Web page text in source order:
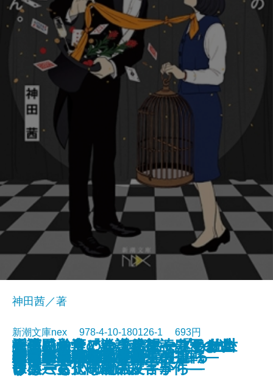
キッチン・ブルー
身体感覚で『論語』を読みなお
す。―古代中国の文字から―
鳥類学者 無謀にも恐竜を語る
七夕の雨闇―毒草師―
暗幕のゲルニカ
あこがれ
大川契り―善人長屋―
探偵AIのリアル・ディープラーニ
ング
時は止まったふりをして
一生に一度のこの恋にタネも仕掛
けもございません。
神田茜／著
新潮文庫nex 978-4-10-180126-1 693円
2018/05/29
恋せよ魂魄―僕僕先生―
砂浜に坐り込んだ船
天平の女帝 孝謙称徳―皇王の遺
し文―
超常現象―科学者たちの挑戦―
猫を拾いに
機巧のイヴ―新世界覚醒篇―
オスプレイ殺人事件
介護民俗学という希望―「すまい
るほーむ」の物語―
咲見庵三姉妹の失恋
謝るなら、いつでもおいで―佐世
保小六女児同級生殺害事件―